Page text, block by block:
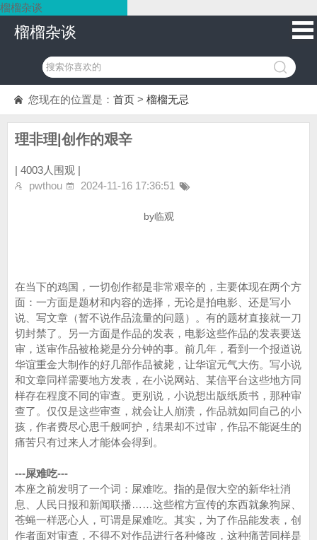
榴榴杂谈
榴榴杂谈
您现在的位置是： 首页 > 榴榴无忌
理非理|创作的艰辛
| 4003人围观 |
pwthou
2024-11-16 17:36:51
by临观
在当下的鸡国，一切创作都是非常艰辛的，主要体现在两个方
面：一方面是题材和内容的选择，无论是拍电影、还是写小
说、写文章（暂不说作品流量的问题）。有的题材直接就一刀
切封禁了。另一方面是作品的发表，电影这些作品的发表要送
审，送审作品被枪毙是分分钟的事。前几年，看到一个报道说
华谊重金大制作的好几部作品被毙，让华谊元气大伤。写小说
和文章同样需要地方发表，在小说网站、某信平台这些地方同
样存在程度不同的审查。更别说，小说想出版纸质书，那种审
查了。仅仅是这些审查，就会让人崩溃，作品就如同自己的小
孩，作者费尽心思千般呵护，结果却不过审，作品不能诞生的
痛苦只有过来人才能体会得到。
---屎难吃---
本座之前发明了一个词：屎难吃。指的是假大空的新华社消
息、人民日报和新闻联播……这些棺方宣传的东西就象狗屎、
苍蝇一样恶心人，可谓是屎难吃。其实，为了作品能发表，创
作者面对审查，不得不对作品进行各种修改，这种痛苦同样是